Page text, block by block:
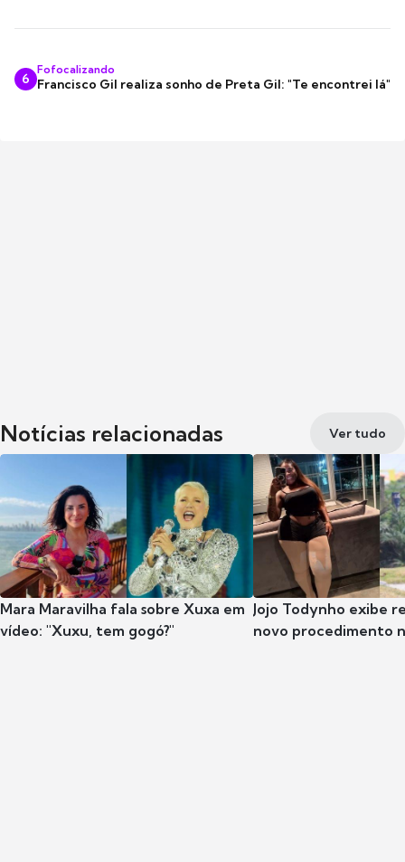
6
Fofocalizando
Francisco Gil realiza sonho de Preta Gil: "Te encontrei lá"
Notícias relacionadas Ver tudo
Mara Maravilha fala sobre Xuxa em
vídeo: "Xuxu, tem gogó?"
Jojo Todynho exibe
novo procedimento